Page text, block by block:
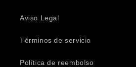
Aviso Legal
Términos de servicio
Política de reembolso